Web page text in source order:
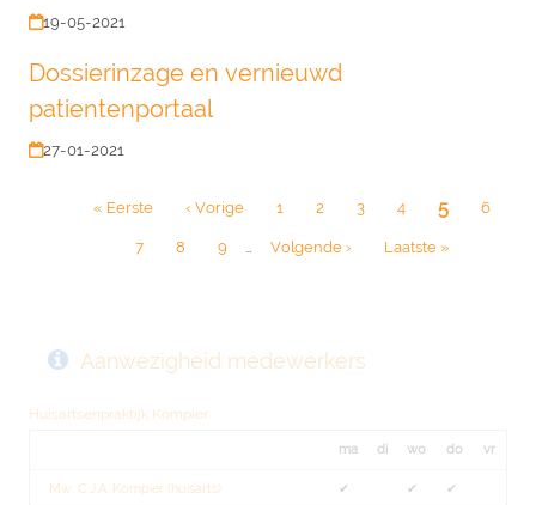
19-05-2021
Dossierinzage en vernieuwd
patientenportaal
27-01-2021
Eerste
« Eerste
Vorige
‹ Vorige Page
1 Page
2 Page
3 Page
4
Huidige
5 Page
6
Page
7 Page
8 Page
9 …
Volgende
Volgende ›
Laatste
Laatste »
Aanwezigheid medewerkers
Huisartsenpraktijk Kompier
ma di wo do vr
Mw. C.J.A. Kompier (huisarts) ✔︎ ✔︎ ✔︎